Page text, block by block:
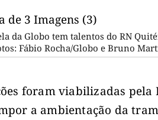
da Globo tem talentos do RN
Fábio Rocha/Globo e Bruno
foram viabilizadas
a ambientação da